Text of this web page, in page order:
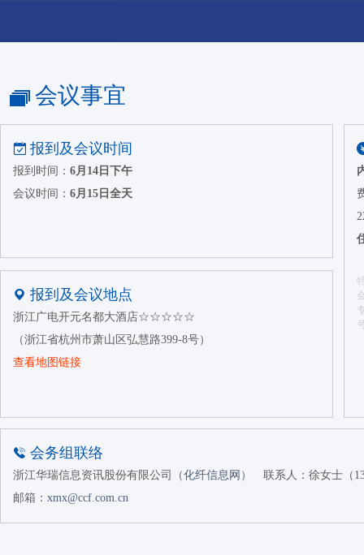
会议事宜
报到及会议时间
报到时间： 6月14日下午
会议时间： 6月15日全天
报到及会议地点
浙江广电开元名都大酒店☆☆☆☆☆
（浙江省杭州市萧山区弘慧路399-8号）
查看地图链接
会务组联络
浙江华瑞信息资讯股份有限公司（化纤信息网 ）
联系人：徐女士（
邮箱： xmx@ccf.com.cn